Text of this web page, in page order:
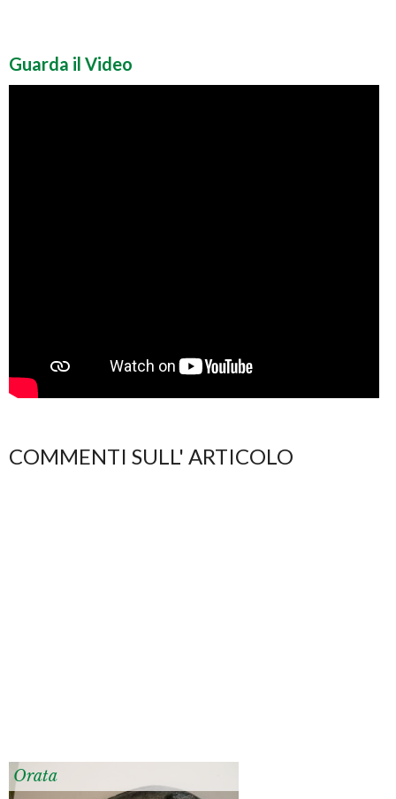
Guarda il Video
COMMENTI SULL' ARTICOLO
Orata